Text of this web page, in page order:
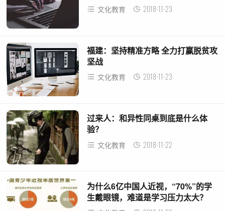
文化教育 2018-11-23
福建：坚持精准方略 全力打赢脱贫攻
坚战
文化教育 2018-11-23
过来人：和异性同桌到底是什么体
验？
文化教育 2018-11-22
为什么6亿中国人近视，“70%”的学
生戴眼镜，难道是学习压力太大？